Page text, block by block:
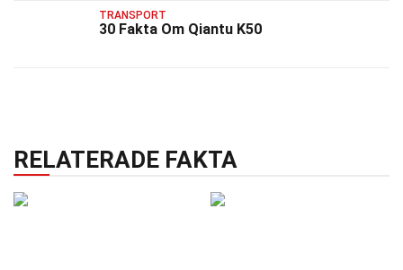
TRANSPORT
30 Fakta Om Qiantu K50
RELATERADE FAKTA